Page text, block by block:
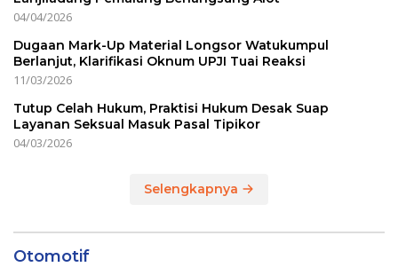
04/04/2026
Dugaan Mark-Up Material Longsor Watukumpul
Berlanjut, Klarifikasi Oknum UPJI Tuai Reaksi
11/03/2026
Tutup Celah Hukum, Praktisi Hukum Desak Suap
Layanan Seksual Masuk Pasal Tipikor
04/03/2026
Selengkapnya
Otomotif